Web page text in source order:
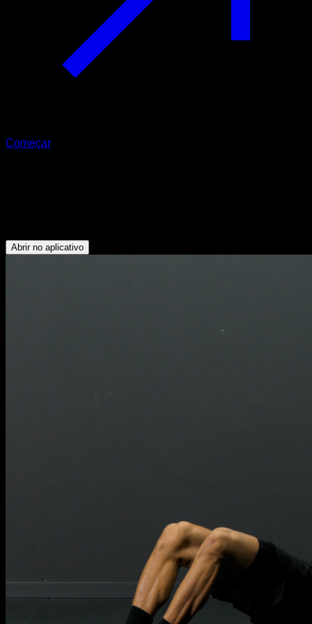
Começar
Abrir no aplicativo